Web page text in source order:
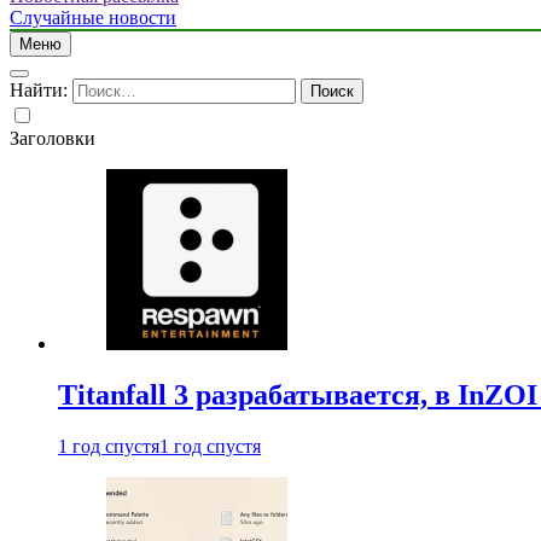
Случайные новости
Меню
Найти:
Заголовки
Titanfall 3 разрабатывается, в
1 год спустя1 год спустя